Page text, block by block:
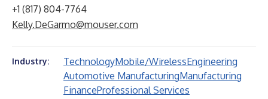
+1 (817) 804-7764
Kelly.DeGarmo@mouser.com
Industry: TechnologyMobile/WirelessEngineering
Automotive ManufacturingManufacturing
FinanceProfessional Services